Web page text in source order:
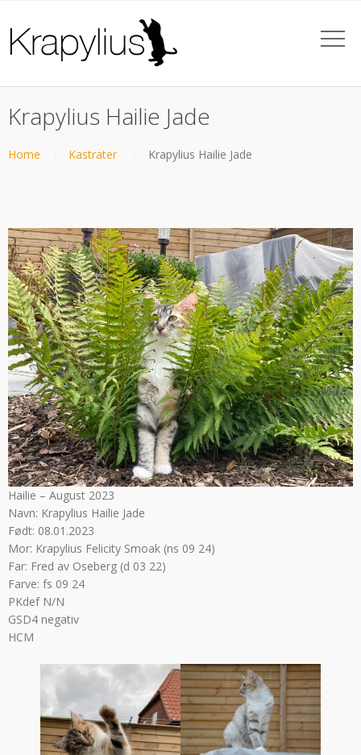
Krapylius Hailie Jade
Home Kastrater Krapylius Hailie Jade
Hailie – August 2023
Navn: Krapylius Hailie Jade
Født: 08.01.2023
Mor: Krapylius Felicity Smoak (ns 09 24)
Far: Fred av Oseberg (d 03 22)
Farve: fs 09 24
PKdef N/N
GSD4 negativ
HCM